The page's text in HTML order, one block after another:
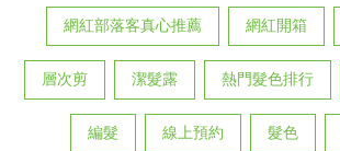
網紅部落客真心推薦 網紅開箱
層次剪 潔髮露 熱門髮色排行
編髮 線上預約 髮色